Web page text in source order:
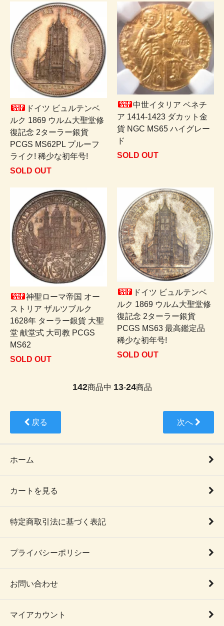
ドイツ ビュルテンベ
ルク 1869 ウルム大聖堂修
復記念 2ターラー銀貨
PCGS MS62PL プルーフ
ライク! 稀少な初年号!
SOLD OUT
中世イタリア ベネチ
ア 1414-1423 ダカット金
貨 NGC MS65 ハイグレー
ド
SOLD OUT
神聖ローマ帝国 オー
ストリア ザルツブルク
1628年 ターラー銀貨 大聖
堂 献堂式 大司教 PCGS
MS62
SOLD OUT
ドイツ ビュルテンベ
ルク 1869 ウルム大聖堂修
復記念 2ターラー銀貨
PCGS MS63 最高鑑定品
稀少な初年号!
SOLD OUT
142商品中 13-24商品
戻る 次へ
ホーム
カートを見る
特定商取引法に基づく表記
プライバシーポリシー
お問い合わせ
マイアカウント